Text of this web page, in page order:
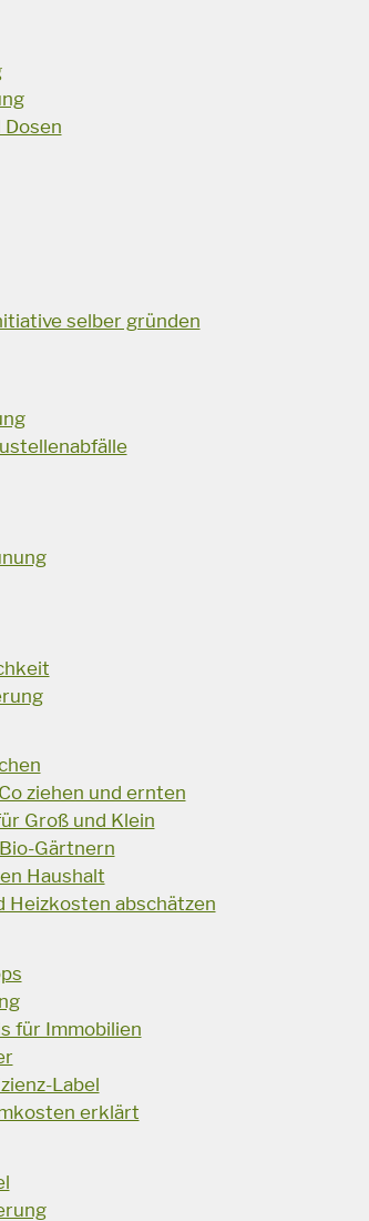
Dosen
selber gründen
ziehen und ernten
Groß und Klein
Gärtnern
Haushalt
Heizkosten abschätzen
für Immobilien
Label
erklärt